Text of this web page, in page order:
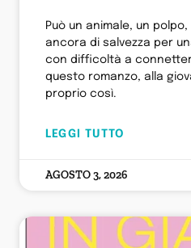
Può un animale, un
ancora di salvezza per
con difficoltà a
questo romanzo, alla
proprio così.
LEGGI TUTTO
AGOSTO 3, 2026